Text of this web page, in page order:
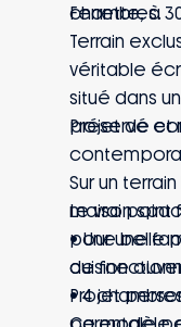
chambres.
Ferrette, à
Terrain
véritable
situé dans
préservé et
Projet de
Sur un
maison
pour une
de
Le vrai point
• Une belle
cuisine
• 4
Projet